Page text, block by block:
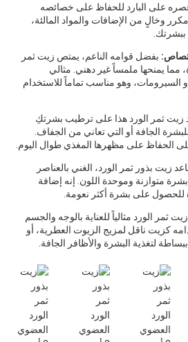
عصره على البارد للحفاظ على خصائصه
وخالٍ من الإضافات والمواد المالئة،
ببشرتك.
بفضل قوامه الناعم، يمتص زيت ثمر
مما يمنحها ملمساً غير دهني. مثالي
السيرومات، وهو مناسب تماماً للاستخدام
زيت ثمر الورد هذا على ترطيب بشرتكِ
الجافة أو التي تعاني من الجفاف.
الحفاظ على مظهرها المغذي طوال اليوم.
زيت بذور ثمر الورد، الغني بالعناصر
بشرة متوازنة وموحدة اللون. إنه إضافة
للحصول على بشرة أكثر نعومة.
ثمر الورد مثالياً للعناية بالوجه والجسم
كزيت ناقل لمزيج الزيوت العطرية، أو
لتغذية البشرة والأظافر الجافة.